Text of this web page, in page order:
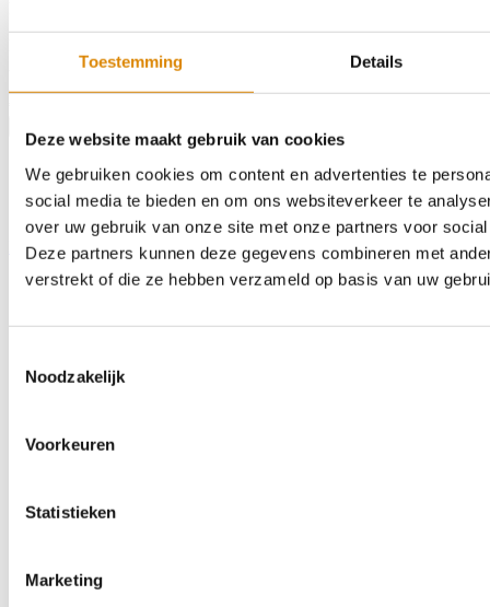
Toestemming Details
Deze website maakt gebruik van cookies
We gebruiken cookies om content en advertenties te
social media te bieden en om ons websiteverkeer te
over uw gebruik van onze site met onze partners voor
Deze partners kunnen deze gegevens combineren met
verstrekt of die ze hebben verzameld op basis van uw
Noodzakelijk
Voorkeuren
Statistieken
Marketing
Afmeting:1085 x 1205mm
Home Assortiment Kleurstalen Over ons Outlet Contact Zoeken